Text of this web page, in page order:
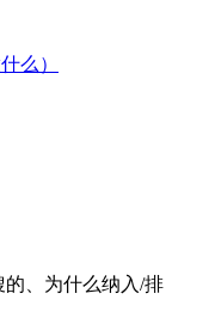
么）
的、为什么纳入/排